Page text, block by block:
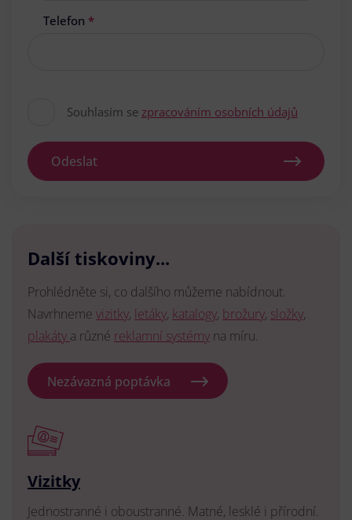
Telefon *
Souhlasím se zpracováním osobních údajů
Odeslat
Další tiskoviny...
Prohlédněte si, co dalšího můžeme nabídnout.
Navrhneme vizitky, letáky, katalogy, brožury, složky,
plakáty a různé reklamní systémy na míru.
Nezávazná poptávka
Vizitky
Jednostranné i oboustranné. Matné, lesklé i přírodní.